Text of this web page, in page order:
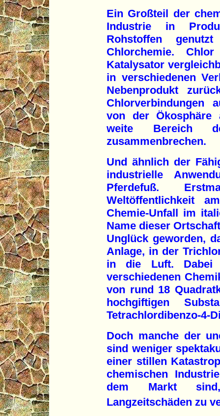
Ein Großteil der
Industrie in
Rohstoffen
Chlorchemie.
Katalysator
in verschiedenen
Nebenprodukt
Chlorverbindungen
von der Ökosphäre
weite Bereich
zusammenbrechen.
Und ähnlich der
industrielle
Pferdefuß.
Weltöffentlichkeit
Chemie-Unfall im
Name dieser
Unglück geworden,
Anlage, in der
in die Luft. Dabei
verschiedenen
von rund 18
hochgiftigen
Tetrachlordibenzo-4-
Doch manche der
sind weniger
einer stillen
chemischen
dem Markt
Langzeitschäden zu